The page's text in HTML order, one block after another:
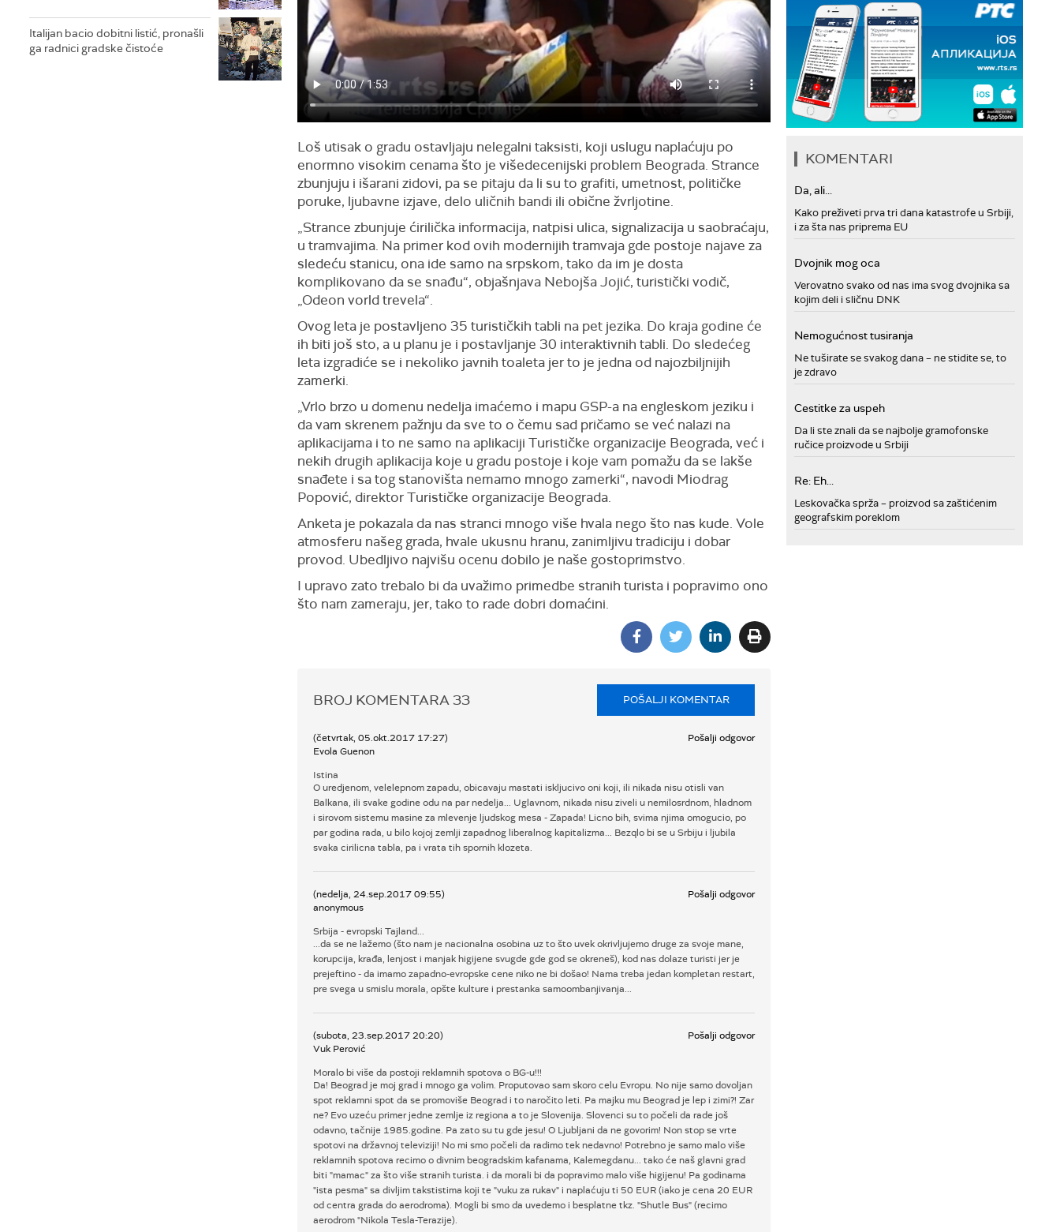
Italijan bacio dobitni listić, pronašli
ga radnici gradske čistoće
Loš utisak o gradu ostavljaju nelegalni taksisti, koji uslugu naplaćuju po
enormno visokim cenama što je višedecenijski problem Beograda. Strance
zbunjuju i išarani zidovi, pa se pitaju da li su to grafiti, umetnost, političke
poruke, ljubavne izjave, delo uličnih bandi ili obične žvrljotine.
„Strance zbunjuje ćirilička informacija, natpisi ulica, signalizacija u saobraćaju,
u tramvajima. Na primer kod ovih modernijih tramvaja gde postoje najave za
sledeću stanicu, ona ide samo na srpskom, tako da im je dosta
komplikovano da se snađu“, objašnjava Nebojša Jojić, turistički vodič,
„Odeon vorld trevela“.
Ovog leta je postavljeno 35 turističkih tabli na pet jezika. Do kraja godine će
ih biti još sto, a u planu je i postavljanje 30 interaktivnih tabli. Do sledećeg
leta izgradiće se i nekoliko javnih toaleta jer to je jedna od najozbiljnijih
zamerki.
„Vrlo brzo u domenu nedelja imaćemo i mapu GSP-a na engleskom jeziku i
da vam skrenem pažnju da sve to o čemu sad pričamo se već nalazi na
aplikacijama i to ne samo na aplikaciji Turističke organizacije Beograda, već i
nekih drugih aplikacija koje u gradu postoje i koje vam pomažu da se lakše
snađete i sa tog stanovišta nemamo mnogo zamerki“, navodi Miodrag
Popović, direktor Turističke organizacije Beograda.
Anketa je pokazala da nas stranci mnogo više hvala nego što nas kude. Vole
atmosferu našeg grada, hvale ukusnu hranu, zanimljivu tradiciju i dobar
provod. Ubedljivo najvišu ocenu dobilo je naše gostoprimstvo.
I upravo zato trebalo bi da uvažimo primedbe stranih turista i popravimo ono
što nam zameraju, jer, tako to rade dobri domaćini.
BROJ KOMENTARA 33 POŠALJI KOMENTAR
(četvrtak, 05.okt.2017 17:27)
Evola Guenon
Pošalji odgovor
Istina
O uredjenom, velelepnom zapadu, obicavaju mastati iskljucivo oni koji, ili nikada nisu otisli van
Balkana, ili svake godine odu na par nedelja... Uglavnom, nikada nisu ziveli u nemilosrdnom, hladnom
i sirovom sistemu masine za mlevenje ljudskog mesa - Zapada! Licno bih, svima njima omogucio, po
par godina rada, u bilo kojoj zemlji zapadnog liberalnog kapitalizma... Bezqlo bi se u Srbiju i ljubila
svaka cirilicna tabla, pa i vrata tih spornih klozeta.
(nedelja, 24.sep.2017 09:55)
anonymous
Pošalji odgovor
Srbija - evropski Tajland...
...da se ne lažemo (što nam je nacionalna osobina uz to što uvek okrivljujemo druge za svoje mane,
korupcija, krađa, lenjost i manjak higijene svugde gde god se okreneš), kod nas dolaze turisti jer je
prejeftino - da imamo zapadno-evropske cene niko ne bi došao! Nama treba jedan kompletan restart,
pre svega u smislu morala, opšte kulture i prestanka samoombanjivanja...
(subota, 23.sep.2017 20:20)
Vuk Perović
Pošalji odgovor
Moralo bi više da postoji reklamnih spotova o BG-u!!!
Da! Beograd je moj grad i mnogo ga volim. Proputovao sam skoro celu Evropu. No nije samo dovoljan
spot reklamni spot da se promoviše Beograd i to naročito leti. Pa majku mu Beograd je lep i zimi?! Zar
ne? Evo uzeću primer jedne zemlje iz regiona a to je Slovenija. Slovenci su to počeli da rade još
odavno, tačnije 1985.godine. Pa zato su tu gde jesu! O Ljubljani da ne govorim! Non stop se vrte
spotovi na državnoj televiziji! No mi smo počeli da radimo tek nedavno! Potrebno je samo malo više
reklamnih spotova recimo o divnim beogradskim kafanama, Kalemegdanu... tako će naš glavni grad
biti "mamac" za što više stranih turista. i da morali bi da popravimo malo više higijenu! Pa godinama
"ista pesma" sa divljim takstistima koji te "vuku za rukav" i naplaćuju ti 50 EUR (iako je cena 20 EUR
od centra grada do aerodroma). Mogli bi smo da uvedemo i besplatne tkz. "Shutle Bus" (recimo
aerodrom "Nikola Tesla-Terazije).
KOMENTARI
Da, ali...
Kako preživeti prva tri dana katastrofe u Srbiji,
i za šta nas priprema EU
Dvojnik mog oca
Verovatno svako od nas ima svog dvojnika sa
kojim deli i sličnu DNK
Nemogućnost tusiranja
Ne tuširate se svakog dana – ne stidite se, to
je zdravo
Cestitke za uspeh
Da li ste znali da se najbolje gramofonske
ručice proizvode u Srbiji
Re: Eh...
Leskovačka sprža – proizvod sa zaštićenim
geografskim poreklom